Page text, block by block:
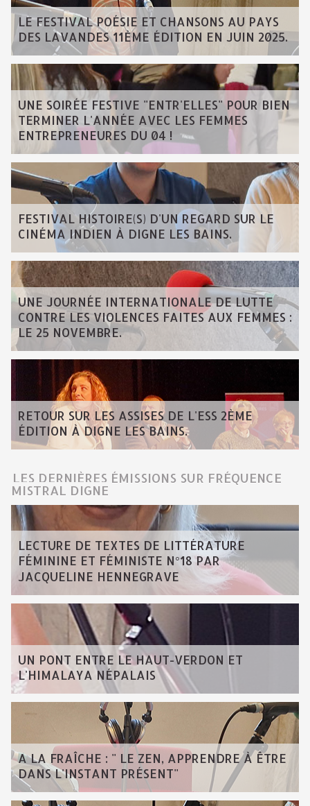
LE FESTIVAL POÉSIE ET CHANSONS AU PAYS
DES LAVANDES 11ÈME ÉDITION EN JUIN 2025.
UNE SOIRÉE FESTIVE "ENTR'ELLES" POUR BIEN
TERMINER L'ANNÉE AVEC LES FEMMES
ENTREPRENEURES DU 04 !
FESTIVAL HISTOIRE(S) D'UN REGARD SUR LE
CINÉMA INDIEN À DIGNE LES BAINS.
UNE JOURNÉE INTERNATIONALE DE LUTTE
CONTRE LES VIOLENCES FAITES AUX FEMMES :
LE 25 NOVEMBRE.
RETOUR SUR LES ASSISES DE L'ESS 2ÈME
ÉDITION À DIGNE LES BAINS.
LES DERNIÈRES ÉMISSIONS SUR FRÉQUENCE
MISTRAL DIGNE
LECTURE DE TEXTES DE LITTÉRATURE
FÉMININE ET FÉMINISTE N°18 PAR
JACQUELINE HENNEGRAVE
UN PONT ENTRE LE HAUT-VERDON ET
L'HIMALAYA NÉPALAIS
A LA FRAÎCHE : " LE ZEN, APPRENDRE À ÊTRE
DANS L'INSTANT PRÉSENT"